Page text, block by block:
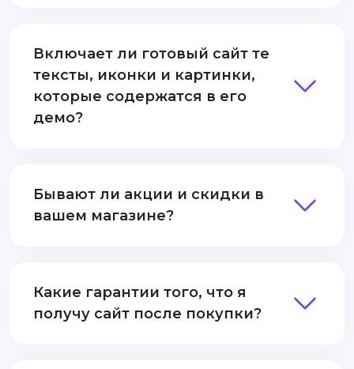
Включает ли готовый сайт те
тексты, иконки и картинки,
которые содержатся в его
демо?
Бывают ли акции и скидки в
вашем магазине?
Какие гарантии того, что я
получу сайт после покупки?